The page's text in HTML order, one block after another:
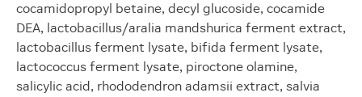
cocamidopropyl betaine, decyl glucoside, cocamide
DEA, lactobacillus/aralia mandshurica ferment extract,
lactobacillus ferment lysate, bifida ferment lysate,
lactococcus ferment lysate, piroctone olamine,
salicylic acid, rhododendron adamsii extract, salvia